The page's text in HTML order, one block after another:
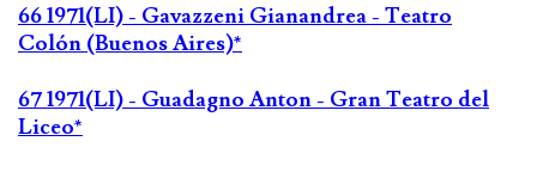
66 1971(LI) - Gavazzeni Gianandrea - Teatro
Colón (Buenos Aires)*
67 1971(LI) - Guadagno Anton - Gran Teatro del
Liceo*